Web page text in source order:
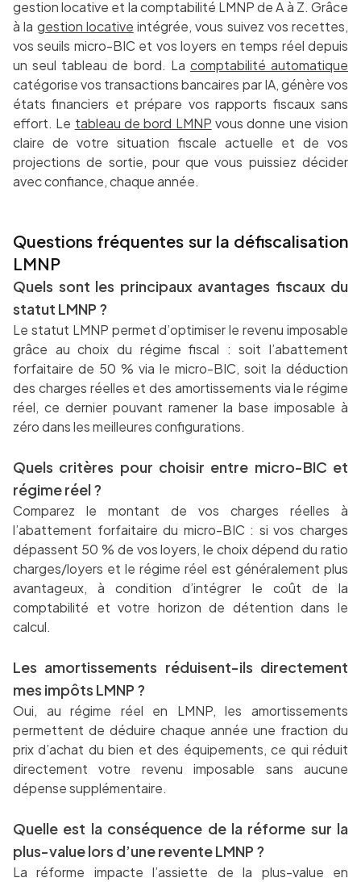
gestion locative et la comptabilité LMNP de A à Z. Grâce
à la gestion locative intégrée, vous suivez vos recettes,
vos seuils micro-BIC et vos loyers en temps réel depuis
un seul tableau de bord. La comptabilité automatique
catégorise vos transactions bancaires par IA, génère vos
états financiers et prépare vos rapports fiscaux sans
effort. Le tableau de bord LMNP vous donne une vision
claire de votre situation fiscale actuelle et de vos
projections de sortie, pour que vous puissiez décider
avec confiance, chaque année.
Questions fréquentes sur la défiscalisation
LMNP
Quels sont les principaux avantages fiscaux du
statut LMNP ?
Le statut LMNP permet d’optimiser le revenu imposable
grâce au choix du régime fiscal : soit l’abattement
forfaitaire de 50 % via le micro-BIC, soit la déduction
des charges réelles et des amortissements via le régime
réel, ce dernier pouvant ramener la base imposable à
zéro dans les meilleures configurations.
Quels critères pour choisir entre micro-BIC et
régime réel ?
Comparez le montant de vos charges réelles à
l’abattement forfaitaire du micro-BIC : si vos charges
dépassent 50 % de vos loyers, le choix dépend du ratio
charges/loyers et le régime réel est généralement plus
avantageux, à condition d’intégrer le coût de la
comptabilité et votre horizon de détention dans le
calcul.
Les amortissements réduisent-ils directement
mes impôts LMNP ?
Oui, au régime réel en LMNP, les amortissements
permettent de déduire chaque année une fraction du
prix d’achat du bien et des équipements, ce qui réduit
directement votre revenu imposable sans aucune
dépense supplémentaire.
Quelle est la conséquence de la réforme sur la
plus-value lors d’une revente LMNP ?
La réforme impacte l’assiette de la plus-value en